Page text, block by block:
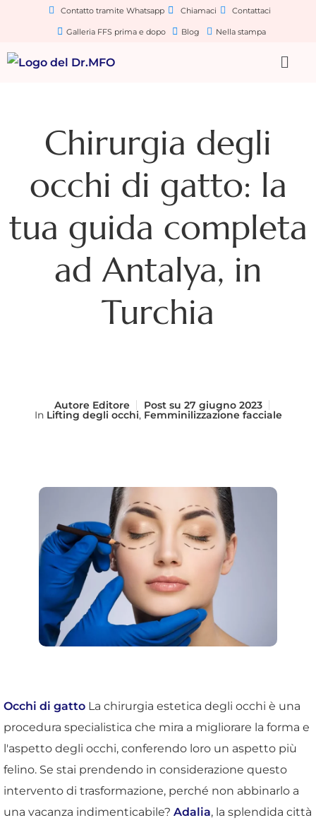
Contatto tramite Whatsapp Chiamaci Contattaci
Galleria FFS prima e dopo Blog Nella stampa
Chirurgia degli
occhi di gatto: la
tua guida completa
ad Antalya, in
Turchia
AutoreEditore Post su 27 giugno 2023
In Lifting degli occhi, Femminilizzazione facciale
Occhi di gatto La chirurgia estetica degli occhi è una
procedura specialistica che mira a migliorare la forma e
l'aspetto degli occhi, conferendo loro un aspetto più
felino. Se stai prendendo in considerazione questo
intervento di trasformazione, perché non abbinarlo a
una vacanza indimenticabile? Adalia, la splendida città